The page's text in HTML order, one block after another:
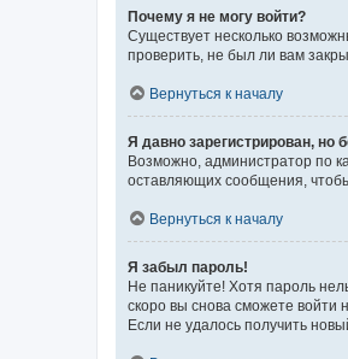
Почему я не могу войти?
Существует несколько
проверить, не был ли вам
Вернуться к началу
Я давно зарегистрирован, но
Возможно, администратор по
оставляющих сообщения,
Вернуться к началу
Я забыл пароль!
Не паникуйте! Хотя пароль
скоро вы снова сможете войти
Если не удалось получить